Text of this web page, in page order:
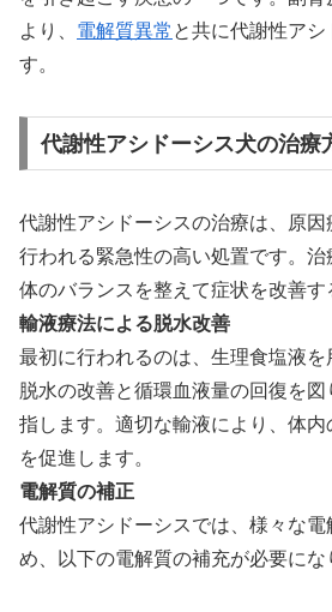
より、 電解質異常 と共に代謝性アシ
す。
代謝性アシドーシス犬の治療
代謝性アシドーシスの治療は、原
行われる緊急性の高い処置です。治
体のバランスを整えて症状を改善す
輸液療法による脱水改善
最初に行われるのは、生理食塩液を
脱水の改善と循環血液量の回復を図
指します。適切な輸液により、体
を促進します。
電解質の補正
代謝性アシドーシスでは、様々な
め、以下の電解質の補充が必要にな